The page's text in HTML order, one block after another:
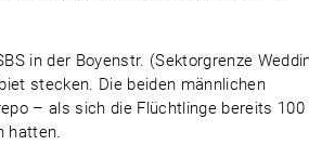
in der Boyenstr. (Sektorgrenze
stecken. Die beiden männlichen
– als sich die Flüchtlinge bereits 100
hatten.